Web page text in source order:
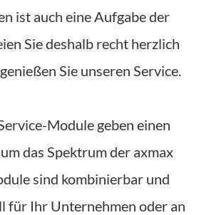
ist auch eine Aufgabe der
Sie deshalb recht herzlich
Sie unseren Service.
Module geben einen
das Spektrum der axmax
sind kombinierbar und
für Ihr Unternehmen oder an